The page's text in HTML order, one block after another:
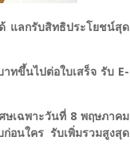
ด้ แลกรับสิทธิประโยชน์สุด
ทขึ้นไปต่อใบเสร็จ รับ E-
ษเฉพาะวันที่ 8 พฤษภาคม
อนใคร รับเพิ่มรวมสูงสุด